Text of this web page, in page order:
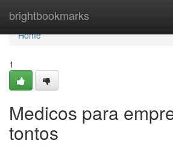
brightbookmarks
Home
Home
1
Medicos para
tontos